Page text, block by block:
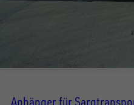
Anhänger für